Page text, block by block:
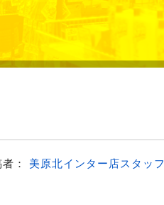
： 美原北インター店スタッフ